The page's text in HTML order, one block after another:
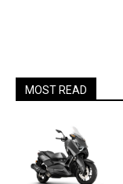
MOST READ